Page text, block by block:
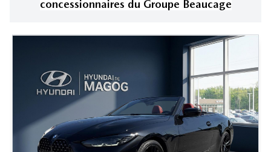
concessionnaires du Groupe Beaucage